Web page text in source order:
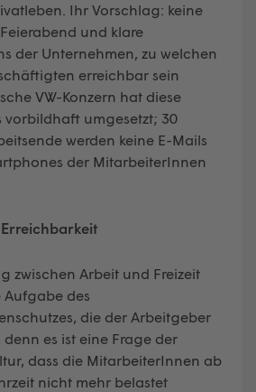
Ihr Vorschlag: keine
und klare
der Unternehmen, zu welchen
erreichbar sein
VW-Konzern hat diese
vorbildhaft umgesetzt; 30
werden keine E-Mails
der MitarbeiterInnen
zwischen Arbeit und Freizeit
Aufgabe des
die der Arbeitgeber
denn es ist eine Frage der
dass die MitarbeiterInnen ab
nicht mehr belastet